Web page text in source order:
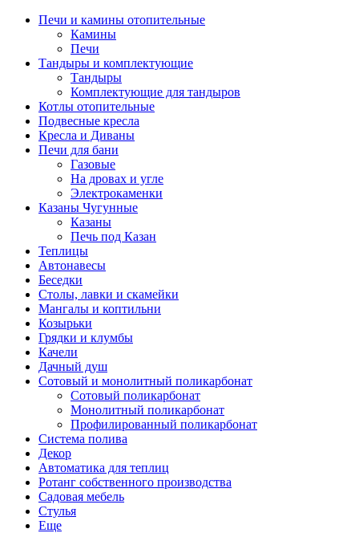
Печи и камины отопительные
Камины
Печи
Тандыры и комплектующие
Тандыры
Комплектующие для тандыров
Котлы отопительные
Подвесные кресла
Кресла и Диваны
Печи для бани
Газовые
На дровах и угле
Электрокаменки
Казаны Чугунные
Казаны
Печь под Казан
Теплицы
Автонавесы
Беседки
Столы, лавки и скамейки
Мангалы и коптильни
Козырьки
Грядки и клумбы
Качели
Дачный душ
Сотовый и монолитный поликарбонат
Сотовый поликарбонат
Монолитный поликарбонат
Профилированный поликарбонат
Система полива
Декор
Автоматика для теплиц
Ротанг собственного производства
Садовая мебель
Стулья
Еще